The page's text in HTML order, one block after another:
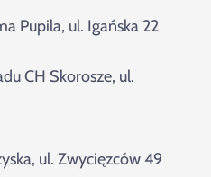
Pupila, ul. Igańska 22
CH Skorosze, ul.
ul. Zwycięzców 49